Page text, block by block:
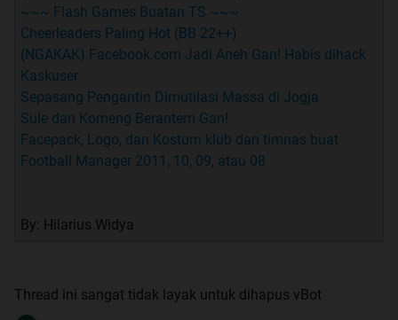
~~~ Flash Games Buatan TS ~~~
Cheerleaders Paling Hot (BB 22++)
(NGAKAK) Facebook.com Jadi Aneh Gan! Habis dihack
Kaskuser
Sepasang Pengantin Dimutilasi Massa di Jogja
Sule dan Komeng Berantem Gan!
Facepack, Logo, dan Kostum klub dan timnas buat
Football Manager 2011, 10, 09, atau 08
By: Hilarius Widya
Thread ini sangat tidak layak untuk dihapus vBot